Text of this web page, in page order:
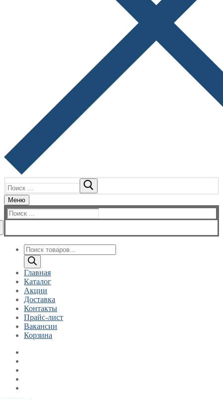
Меню
Найти:
Поиск
товаров
Главная
Каталог
Акции
Доставка
Контакты
Прайс-лист
Вакансии
Корзина